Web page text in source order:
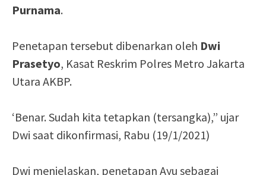
Purnama.
Penetapan tersebut dibenarkan oleh Dwi
Prasetyo, Kasat Reskrim Polres Metro Jakarta
Utara AKBP.
‘Benar. Sudah kita tetapkan (tersangka),” ujar
Dwi saat dikonfirmasi, Rabu (19/1/2021)
Dwi menjelaskan, penetapan Ayu sebagai